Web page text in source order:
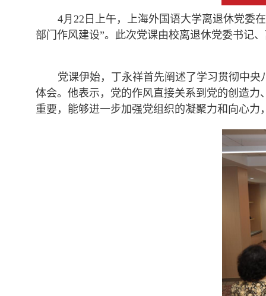
4月22 日上午，上海外国语大学离退休党委在
部门作风建设”。此次党课由校离退休党委书记、
党课伊始， 丁永祥首先阐述了学习贯彻中央
体会。他表示 ，党的作风直接关系到党的创造
重要，能够进一步加强党组织的凝聚力和向心力